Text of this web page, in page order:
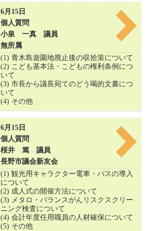
6月15日
個人質問
小泉 一真 議員
無所属
(1) 青木島遊園地廃止後の収拾策について
(2) こども基本法・こどもの権利条例につ
いて
(3) 市長から議長宛てのどう喝的文書につ
いて
(4) その他
6月15日
個人質問
桜井 篤 議員
長野市議会新友会
(1) 観光用キャラクター電車・バスの導入
について
(2) 成人式の開催方法について
(3) メタロ・バランスがんリスクスクリー
ニング検査について
(4) 会計年度任用職員の人材確保について
(5) その他